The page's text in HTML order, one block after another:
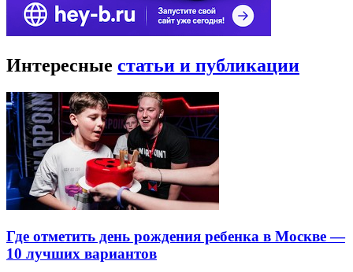
Интересные статьи и публикации
Где отметить день рождения ребенка в Москве —
10 лучших вариантов